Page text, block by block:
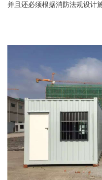
并且还必须根据消防法规设计